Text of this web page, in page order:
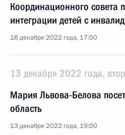
Координационного совета
интеграции детей с
16 декабря 2022 года, 17:00
13 декабря 2022 года,
Мария Львова-Белова
область
13 декабря 2022 года, 19:00